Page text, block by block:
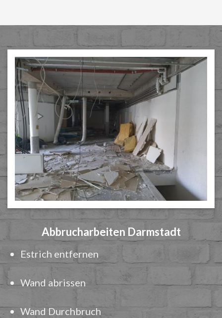
Abbrucharbeiten Darmstadt
Estrich entfernen
Wand abrissen
Wand Durchbruch